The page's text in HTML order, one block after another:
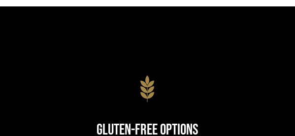
Gluten-Free Options